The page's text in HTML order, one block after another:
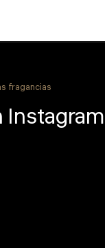
fragancias
Instagram